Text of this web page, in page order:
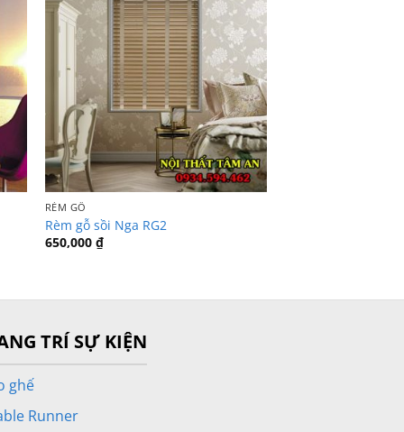
RÈM GỖ
Rèm gỗ sồi Nga RG2
650,000 ₫
TRÍ SỰ KIỆN
ghế
Runner